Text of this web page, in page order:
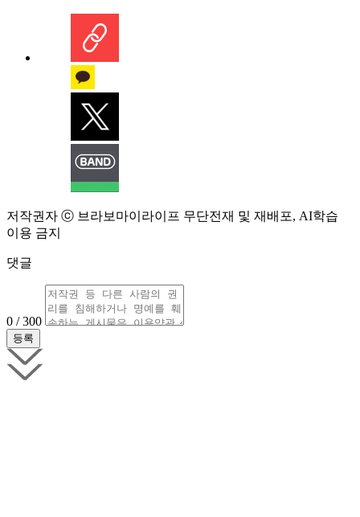
저작권자 ⓒ 브라보마이라이프 무단전재 및 재배포, AI학습
이용 금지
댓글
0 / 300